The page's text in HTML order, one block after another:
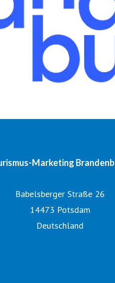
Marketing
Babelsberger Straße 26
14473 Potsdam
Deutschland